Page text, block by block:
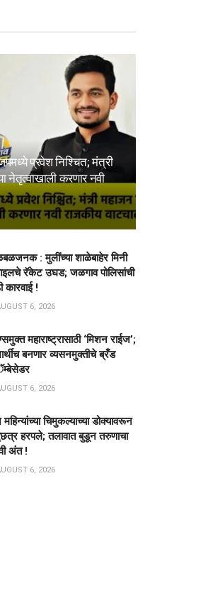
प्रवेश निश्चित; मंत्री
नेतृत्वाखाली करणार नवी
: मुलींच्या शाळेबाहेर मिनी
रॅकेट उघड; जळगाव पोलिसांची
कारवाई !
6, 2026
महाराष्ट्रासाठी ‘मिशन राईज’;
बनणार व्यसनमुक्तीचे ब्रँड
6, 2026
महिन्यांच्या चिमुकल्याच्या डोक्यावरून
हरपले; तलावात बुडून तरुणाचा
अंत !
6, 2026